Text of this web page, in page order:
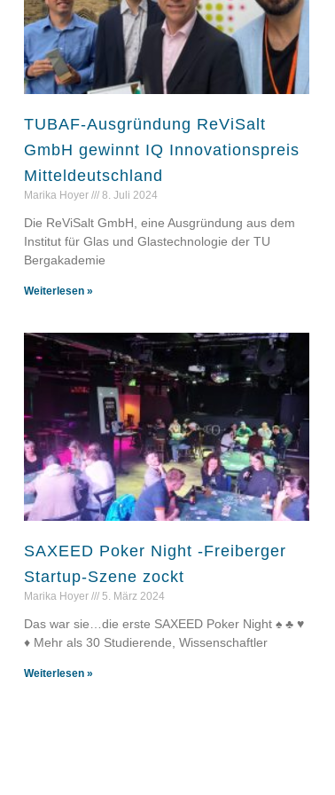
TUBAF-Ausgründung ReViSalt
GmbH gewinnt IQ Innovationspreis
Mitteldeutschland
Marika Hoyer 8. Juli 2024
Die ReViSalt GmbH, eine Ausgründung aus dem
Institut für Glas und Glastechnologie der TU
Bergakademie
Weiterlesen »
SAXEED Poker Night -Freiberger
Startup-Szene zockt
Marika Hoyer 5. März 2024
Das war sie…die erste SAXEED Poker Night ♠️ ♣️ ♥️
♦️ Mehr als 30 Studierende, Wissenschaftler
Weiterlesen »